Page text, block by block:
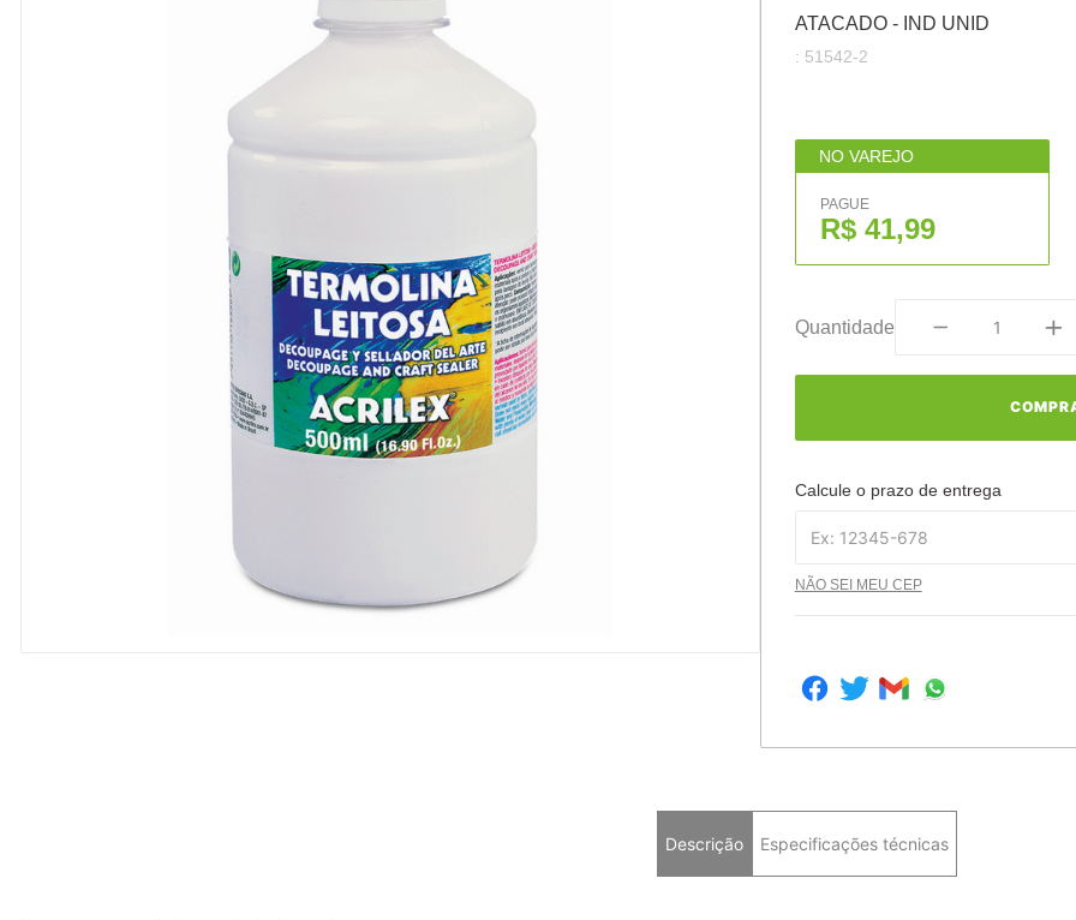
ATACADO - IND UNID
: 51542-2
NO VAREJO
PAGUE
R$ 41,99
Quantidade
Calcule o prazo de entrega
NÃO SEI MEU CEP
Descrição Especificações técnicas
pincel
8º
9